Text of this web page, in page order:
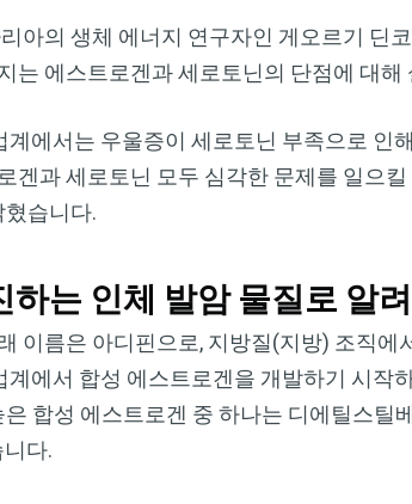
아의 생체 에너지 연구자인 게오르기 딘
는 에스트로겐과 세로토닌의 단점에 대해
계에서는 우울증이 세로토닌 부족으로 인
겐과 세로토닌 모두 심각한 문제를 일으
혔습니다.
하는 인체 발암 물질로 알
이름은 아디핀으로, 지방질(지방) 조직
계에서 합성 에스트로겐을 개발하기 시작
합성 에스트로겐 중 하나는 디에틸스틸
다.